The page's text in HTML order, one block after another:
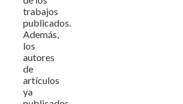
trabajos
publicados.
Además,
los
autores
de
artículos
ya